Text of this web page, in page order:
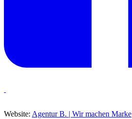
Website: Agentur B. | Wir machen Marke